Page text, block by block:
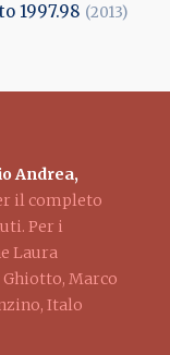
1997.98 (2013)
Andrea,
il completo
Per i
Laura
Ghiotto, Marco
Italo